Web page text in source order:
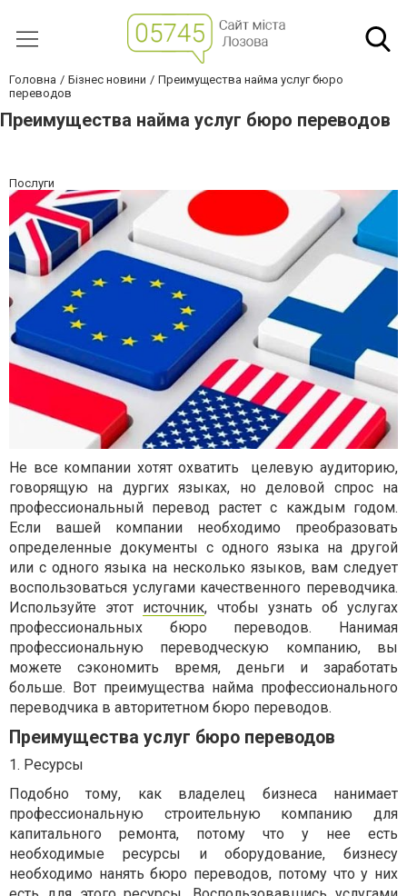
Головна Бізнес новини
Преимущества найма услуг бюро
переводов
Преимущества найма услуг бюро переводов
Послуги
Не все компании хотят охватить целевую аудиторию,
говорящую на дургих языках, но деловой спрос на
профессиональный перевод растет с каждым годом.
Если вашей компании необходимо преобразовать
определенные документы с одного языка на другой
или с одного языка на несколько языков, вам следует
воспользоваться услугами качественного переводчика.
Используйте этот источник, чтобы узнать об услугах
профессиональных бюро переводов. Нанимая
профессиональную переводческую компанию, вы
можете сэкономить время, деньги и заработать
больше. Вот преимущества найма профессионального
переводчика в авторитетном бюро переводов.
Преимущества услуг бюро переводов
1. Ресурсы
Подобно тому, как владелец бизнеса нанимает
профессиональную строительную компанию для
капитального ремонта, потому что у нее есть
необходимые ресурсы и оборудование, бизнесу
необходимо нанять бюро переводов, потому что у них